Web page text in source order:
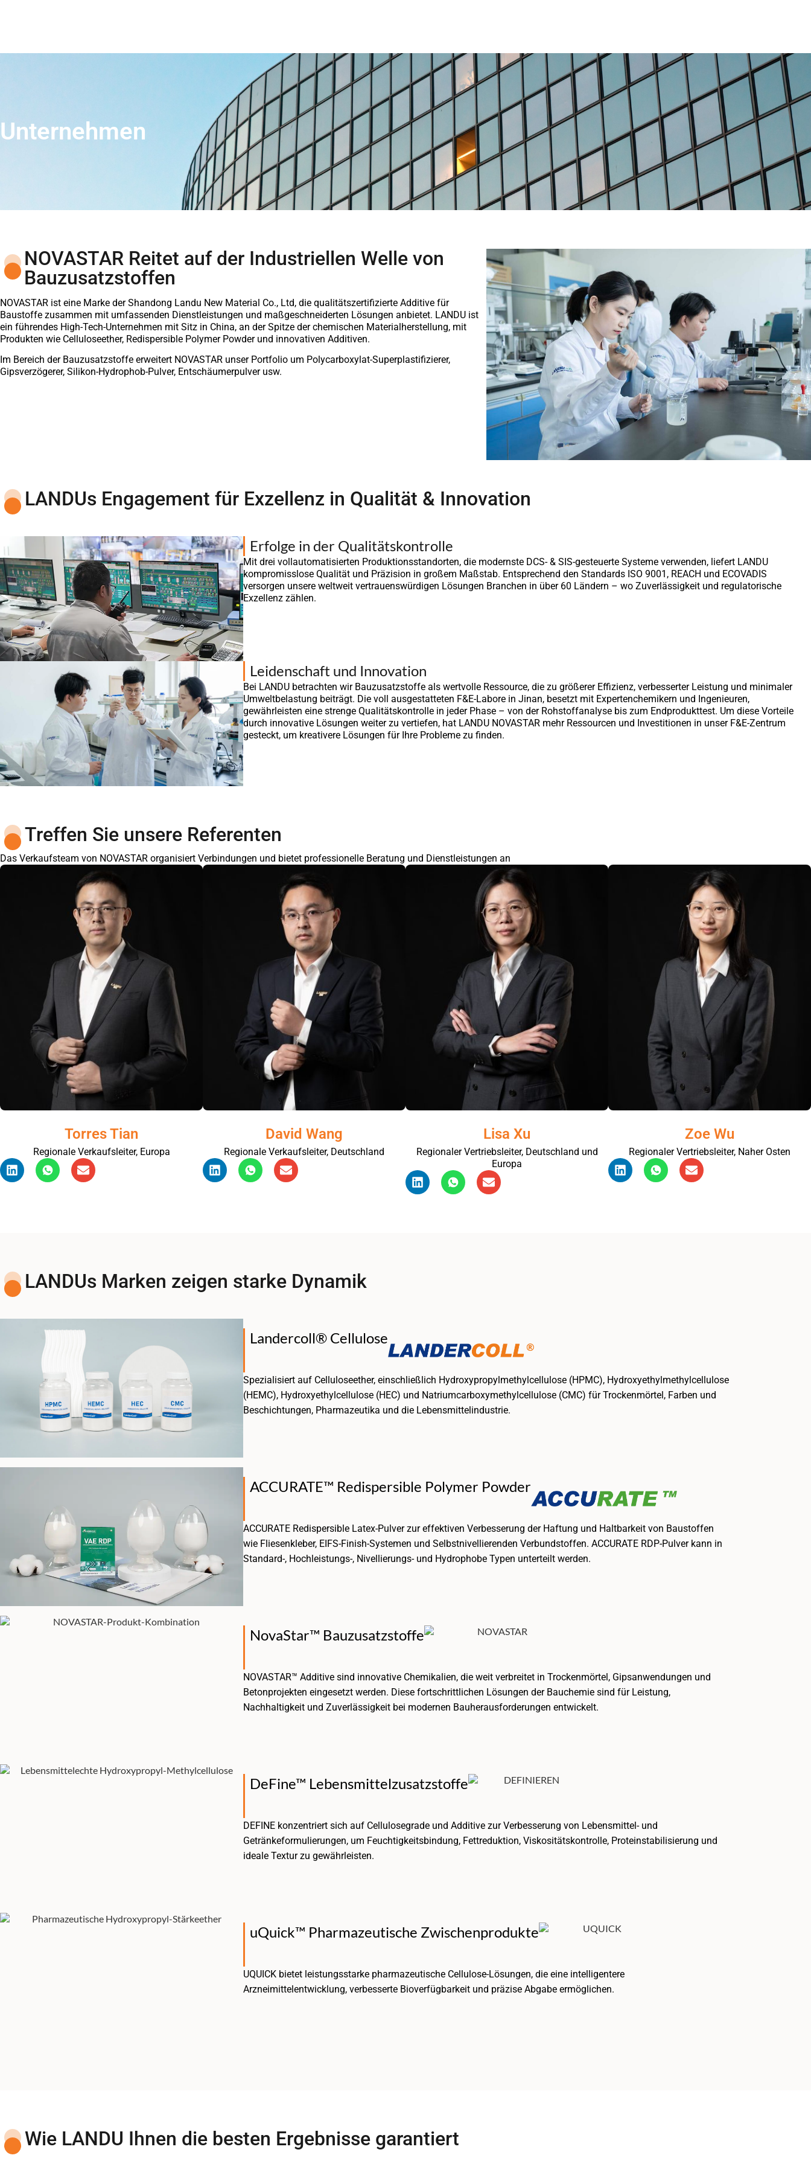
Unternehmen
NOVASTAR Reitet auf der Industriellen Welle von
Bauzusatzstoffen
NOVASTAR ist eine Marke der Shandong Landu New Material Co., Ltd, die qualitätszertifizierte Additive für
Baustoffe zusammen mit umfassenden Dienstleistungen und maßgeschneiderten Lösungen anbietet. LANDU ist
ein führendes High-Tech-Unternehmen mit Sitz in China, an der Spitze der chemischen Materialherstellung, mit
Produkten wie Celluloseether, Redispersible Polymer Powder und innovativen Additiven.
Im Bereich der Bauzusatzstoffe erweitert NOVASTAR unser Portfolio um Polycarboxylat-Superplastifizierer,
Gipsverzögerer, Silikon-Hydrophob-Pulver, Entschäumerpulver usw.
LANDUs Engagement für Exzellenz in Qualität & Innovation
Erfolge in der Qualitätskontrolle
Mit drei vollautomatisierten Produktionsstandorten, die modernste DCS- & SIS-gesteuerte Systeme verwenden, liefert LANDU
kompromisslose Qualität und Präzision in großem Maßstab. Entsprechend den Standards ISO 9001, REACH und ECOVADIS
versorgen unsere weltweit vertrauenswürdigen Lösungen Branchen in über 60 Ländern – wo Zuverlässigkeit und regulatorische
Exzellenz zählen.
Leidenschaft und Innovation
Bei LANDU betrachten wir Bauzusatzstoffe als wertvolle Ressource, die zu größerer Effizienz, verbesserter Leistung und minimaler
Umweltbelastung beiträgt. Die voll ausgestatteten F&E-Labore in Jinan, besetzt mit Expertenchemikern und Ingenieuren,
gewährleisten eine strenge Qualitätskontrolle in jeder Phase – von der Rohstoffanalyse bis zum Endprodukttest. Um diese Vorteile
durch innovative Lösungen weiter zu vertiefen, hat LANDU NOVASTAR mehr Ressourcen und Investitionen in unser F&E-Zentrum
gesteckt, um kreativere Lösungen für Ihre Probleme zu finden.
Treffen Sie unsere Referenten
Das Verkaufsteam von NOVASTAR organisiert Verbindungen und bietet professionelle Beratung und Dienstleistungen an
Torres Tian
Regionale Verkaufsleiter, Europa
David Wang
Regionale Verkaufsleiter, Deutschland
Lisa Xu
Regionaler Vertriebsleiter, Deutschland und
Europa
Zoe Wu
Regionaler Vertriebsleiter, Naher Osten
LANDUs Marken zeigen starke Dynamik
Landercoll® Cellulose
Spezialisiert auf Celluloseether, einschließlich Hydroxypropylmethylcellulose (HPMC), Hydroxyethylmethylcellulose
(HEMC), Hydroxyethylcellulose (HEC) und Natriumcarboxymethylcellulose (CMC) für Trockenmörtel, Farben und
Beschichtungen, Pharmazeutika und die Lebensmittelindustrie.
ACCURATE™ Redispersible Polymer Powder
ACCURATE Redispersible Latex-Pulver zur effektiven Verbesserung der Haftung und Haltbarkeit von Baustoffen
wie Fliesenkleber, EIFS-Finish-Systemen und Selbstnivellierenden Verbundstoffen. ACCURATE RDP-Pulver kann in
Standard-, Hochleistungs-, Nivellierungs- und Hydrophobe Typen unterteilt werden.
NovaStar™ Bauzusatzstoffe
NOVASTAR™ Additive sind innovative Chemikalien, die weit verbreitet in Trockenmörtel, Gipsanwendungen und
Betonprojekten eingesetzt werden. Diese fortschrittlichen Lösungen der Bauchemie sind für Leistung,
Nachhaltigkeit und Zuverlässigkeit bei modernen Bauherausforderungen entwickelt.
DeFine™ Lebensmittelzusatzstoffe
DEFINE konzentriert sich auf Cellulosegrade und Additive zur Verbesserung von Lebensmittel- und
Getränkeformulierungen, um Feuchtigkeitsbindung, Fettreduktion, Viskositätskontrolle, Proteinstabilisierung und
ideale Textur zu gewährleisten.
uQuick™ Pharmazeutische Zwischenprodukte
UQUICK bietet leistungsstarke pharmazeutische Cellulose-Lösungen, die eine intelligentere
Arzneimittelentwicklung, verbesserte Bioverfügbarkeit und präzise Abgabe ermöglichen.
Wie LANDU Ihnen die besten Ergebnisse garantiert